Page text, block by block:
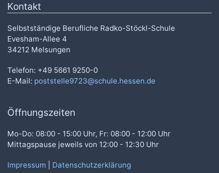
Kontakt
Selbstständige Berufliche Radko-Stöckl-Schule
Evesham-Allee 4
34212 Melsungen
Telefon: +49 5661 9250-0
E-Mail: poststelle9723@schule.hessen.de
Öffnungszeiten
Mo-Do: 08:00 - 15:00 Uhr, Fr: 08:00 - 12:00 Uhr
Mittagspause jeweils von 12:00 - 12:30 Uhr
Impressum Datenschutzerklärung